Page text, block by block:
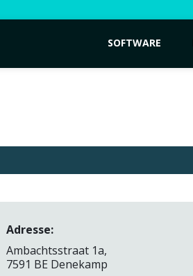
SOFTWARE
Adresse:
Ambachtsstraat 1a,
7591 BE Denekamp